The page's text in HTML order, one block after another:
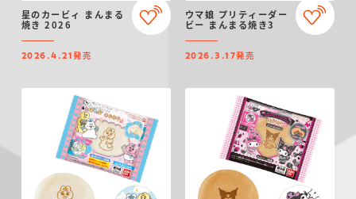
星のカービィ まんまる
焼き 2026
2026.4.21発売
ウマ娘 プリティーダー
ビー まんまる焼き3
2026.3.17発売